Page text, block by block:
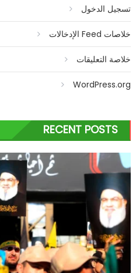
تسجيل الدخول
خلاصات Feed الإدخالات
خلاصة التعليقات
WordPress.org
RECENT POSTS